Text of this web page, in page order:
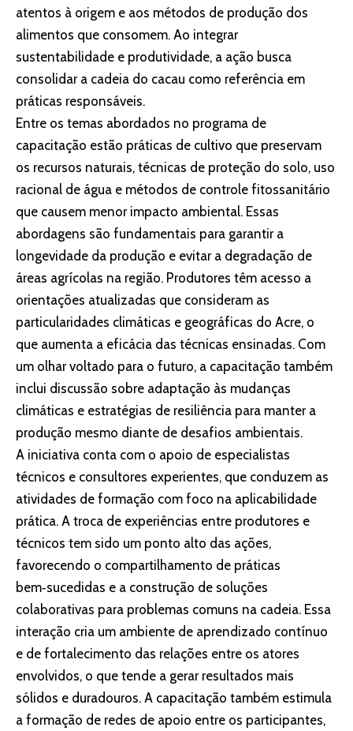
atentos à origem e aos métodos de produção dos
alimentos que consomem. Ao integrar
sustentabilidade e produtividade, a ação busca
consolidar a cadeia do cacau como referência em
práticas responsáveis.
Entre os temas abordados no programa de
capacitação estão práticas de cultivo que preservam
os recursos naturais, técnicas de proteção do solo, uso
racional de água e métodos de controle fitossanitário
que causem menor impacto ambiental. Essas
abordagens são fundamentais para garantir a
longevidade da produção e evitar a degradação de
áreas agrícolas na região. Produtores têm acesso a
orientações atualizadas que consideram as
particularidades climáticas e geográficas do Acre, o
que aumenta a eficácia das técnicas ensinadas. Com
um olhar voltado para o futuro, a capacitação também
inclui discussão sobre adaptação às mudanças
climáticas e estratégias de resiliência para manter a
produção mesmo diante de desafios ambientais.
A iniciativa conta com o apoio de especialistas
técnicos e consultores experientes, que conduzem as
atividades de formação com foco na aplicabilidade
prática. A troca de experiências entre produtores e
técnicos tem sido um ponto alto das ações,
favorecendo o compartilhamento de práticas
bem‑sucedidas e a construção de soluções
colaborativas para problemas comuns na cadeia. Essa
interação cria um ambiente de aprendizado contínuo
e de fortalecimento das relações entre os atores
envolvidos, o que tende a gerar resultados mais
sólidos e duradouros. A capacitação também estimula
a formação de redes de apoio entre os participantes,